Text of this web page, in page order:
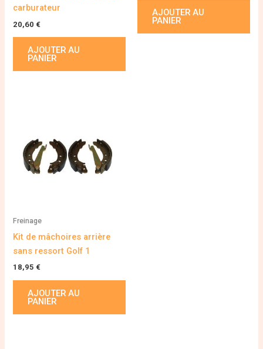
carburateur
20,60 €
AJOUTER AU
PANIER
AJOUTER AU
PANIER
Freinage
Kit de mâchoires arrière
sans ressort Golf 1
18,95 €
AJOUTER AU
PANIER